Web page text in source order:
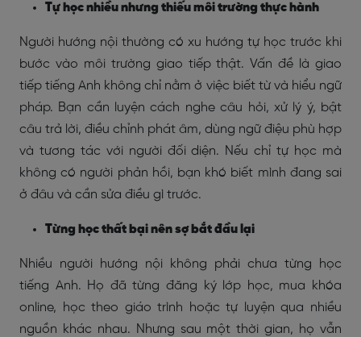
Tự học nhiều nhưng thiếu môi trường thực hành
Người hướng nội thường có xu hướng tự học trước khi
bước vào môi trường giao tiếp thật. Vấn đề là giao
tiếp tiếng Anh không chỉ nằm ở việc biết từ và hiểu ngữ
pháp. Bạn cần luyện cách nghe câu hỏi, xử lý ý, bật
câu trả lời, điều chỉnh phát âm, dùng ngữ điệu phù hợp
và tương tác với người đối diện. Nếu chỉ tự học mà
không có người phản hồi, bạn khó biết mình đang sai
ở đâu và cần sửa điều gì trước.
Từng học thất bại nên sợ bắt đầu lại
Nhiều người hướng nội không phải chưa từng học
tiếng Anh. Họ đã từng đăng ký lớp học, mua khóa
online, học theo giáo trình hoặc tự luyện qua nhiều
nguồn khác nhau. Nhưng sau một thời gian, họ vẫn